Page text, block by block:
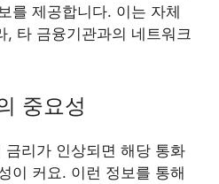
를 제공합니다. 이는 자체
, 타 금융기관과의 네트워크
중요성
리가 인상되면 해당 통화
이 커요. 이런 정보를 통해